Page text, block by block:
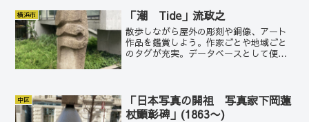
紹介も詳しく解説。
横浜市 「潮 Tide」流政之
散歩しながら屋外の彫刻や銅像、アート
作品を鑑賞しよう。作家ごとや地域ごと
のタグが充実。データベースとして便
中区
「日本写真の開祖 写真家下岡蓮
杖顕彰碑」(1863〜)